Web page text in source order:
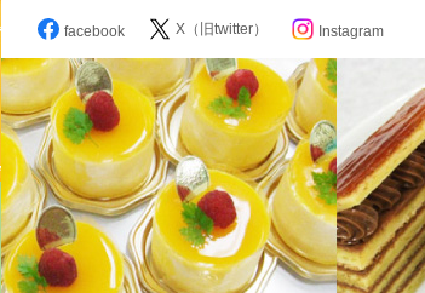
スイーツニュース
メディア登場のお知らせ
facebook X（旧twitter） Instagram